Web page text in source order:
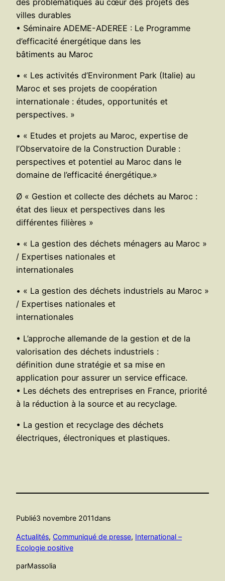
villes durables
• Séminaire ADEME-ADEREE : Le Programme
d’efficacité énergétique dans les
bâtiments au Maroc
• « Les activités d’Environment Park (Italie) au
Maroc et ses projets de coopération
internationale : études, opportunités et
perspectives. »
• « Etudes et projets au Maroc, expertise de
l’Observatoire de la Construction Durable :
perspectives et potentiel au Maroc dans le
domaine de l’efficacité énergétique.»
Ø « Gestion et collecte des déchets au Maroc :
état des lieux et perspectives dans les
différentes filières »
• « La gestion des déchets ménagers au Maroc »
/ Expertises nationales et
internationales
• « La gestion des déchets industriels au Maroc »
/ Expertises nationales et
internationales
• L’approche allemande de la gestion et de la
valorisation des déchets industriels :
définition dune stratégie et sa mise en
application pour assurer un service efficace.
• Les déchets des entreprises en France, priorité
à la réduction à la source et au recyclage.
• La gestion et recyclage des déchets
électriques, électroniques et plastiques.
Publié3 novembre 2011dans
Actualités, Communiqué de presse, International –
Ecologie positive
parMassolia